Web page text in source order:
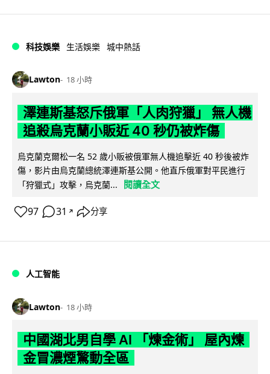
科技娛樂 生活娛樂 城中熱話
Lawton 18 小時
澤連斯基怒斥俄軍「人肉狩獵」 無人機
追殺烏克蘭小販近 40 秒仍被炸傷
烏克蘭克爾松一名 52 歲小販被俄軍無人機追擊近 40 秒後被炸
傷，影片由烏克蘭總統澤連斯基公開。他直斥俄軍對平民進行
「狩獵式」攻擊，烏克蘭...
閱讀全文
97 31 ↗ 分享
人工智能
Lawton 18 小時
中國湖北男自學 AI 「煉金術」 屋內煉
金冒濃煙驚動全區